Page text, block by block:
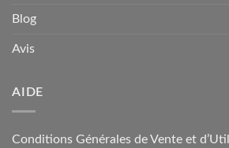
Blog
Avis
AIDE
Conditions Générales de Vente et